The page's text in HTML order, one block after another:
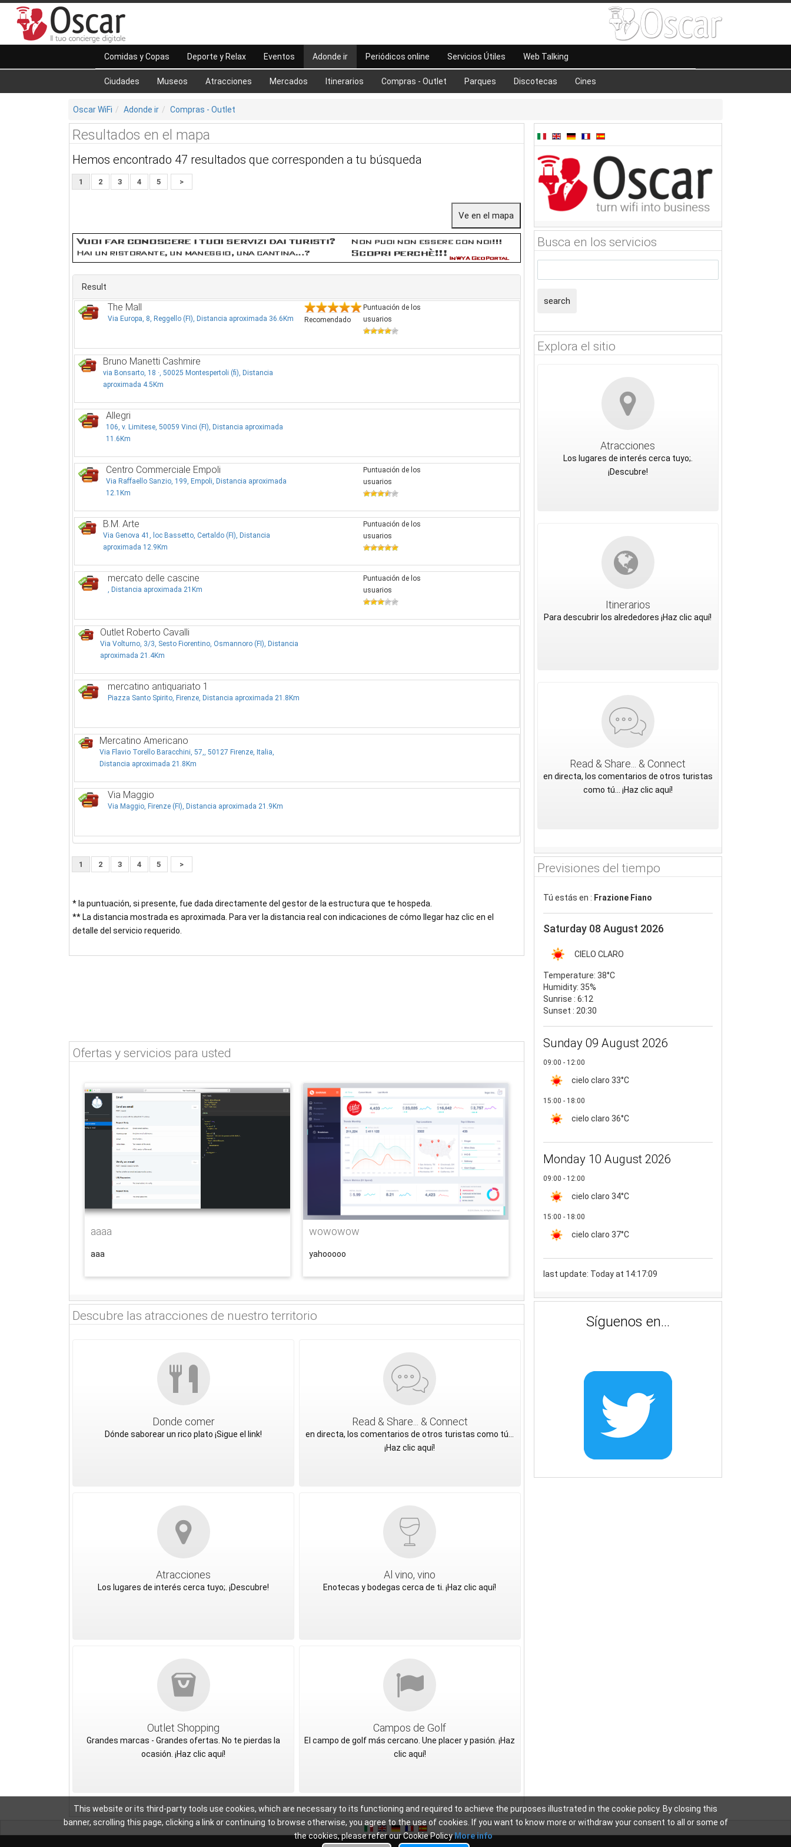
Comidas y Copas Deporte y Relax Eventos Adonde ir
Ciudades Museos Atracciones Mercados Itinerarios Compras - Outlet Parques Discotecas Cines
Periódicos online Servicios Útiles Web Talking
Oscar WiFi Adonde ir Compras - Outlet
Resultados en el mapa
Hemos encontrado 47 resultados que corresponden a tu búsqueda
1 2 3 4 5 >
Result
The Mall
Via Europa, 8, Reggello (FI), Distancia aproximada 36.6Km Recomendado
Puntuación de los
usuarios
Bruno Manetti Cashmire
via Bonsarto, 18 ·, 50025 Montespertoli (fi), Distancia
aproximada 4.5Km
Allegri
106, v. Limitese, 50059 Vinci (FI), Distancia aproximada
11.6Km
Centro Commerciale Empoli
Via Raffaello Sanzio, 199, Empoli, Distancia aproximada
12.1Km
Puntuación de los
usuarios
B.M. Arte
Via Genova 41, loc Bassetto, Certaldo (FI), Distancia
aproximada 12.9Km
Puntuación de los
usuarios
mercato delle cascine
, Distancia aproximada 21Km
Puntuación de los
usuarios
Outlet Roberto Cavalli
Via Volturno, 3/3, Sesto Fiorentino, Osmannoro (FI), Distancia
aproximada 21.4Km
mercatino antiquariato 1
Piazza Santo Spirito, Firenze, Distancia aproximada 21.8Km
Mercatino Americano
Via Flavio Torello Baracchini, 57,, 50127 Firenze, Italia,
Distancia aproximada 21.8Km
Via Maggio
Via Maggio, Firenze (FI), Distancia aproximada 21.9Km
1 2 3 4 5 >
* la puntuación, si presente, fue dada directamente del gestor de la estructura que te hospeda.
** La distancia mostrada es aproximada. Para ver la distancia real con indicaciones de cómo llegar haz clic en el
detalle del servicio requerido.
Ofertas y servicios para usted
aaaa
aaa
wowowow
yahooooo
Descubre las atracciones de nuestro territorio
Donde comer
Dónde saborear un rico plato ¡Sigue el link!
Read & Share... & Connect
en directa, los comentarios de otros turistas como tú...
¡Haz clic aquí!
Atracciones
Los lugares de interés cerca tuyo;. ¡Descubre!
Al vino, vino
Enotecas y bodegas cerca de ti. ¡Haz clic aquí!
Outlet Shopping
Grandes marcas - Grandes ofertas. No te pierdas la
ocasión. ¡Haz clic aquí!
Campos de Golf
El campo de golf más cercano. Une placer y pasión. ¡Haz
clic aquí!
Busca en los servicios
search
Explora el sitio
Atracciones
Los lugares de interés cerca tuyo;.
¡Descubre!
Itinerarios
Para descubrir los alrededores ¡Haz clic aquí!
Read & Share... & Connect
en directa, los comentarios de otros turistas
como tú... ¡Haz clic aquí!
Previsiones del tiempo
Tú estás en : Frazione Fiano
Saturday 08 August 2026
CIELO CLARO
Temperature: 38°C
Humidity: 35%
Sunrise : 6:12
Sunset : 20:30
Sunday 09 August 2026
09:00 - 12:00
cielo claro 33°C
15:00 - 18:00
cielo claro 36°C
Monday 10 August 2026
09:00 - 12:00
cielo claro 34°C
15:00 - 18:00
cielo claro 37°C
last update: Today at 14:17:09
Síguenos en...
This website or its third-party tools use cookies, which are necessary to its functioning and required to achieve the purposes illustrated in the cookie policy. By closing this
banner, scrolling this page, clicking a link or continuing to browse otherwise, you agree to the use of cookies. If you want to know more or withdraw your consent to all or some of
the cookies, please refer our Cookie PolicyMore info